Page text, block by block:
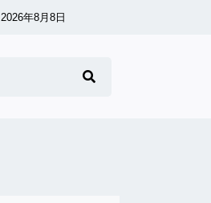
2026年8月8日